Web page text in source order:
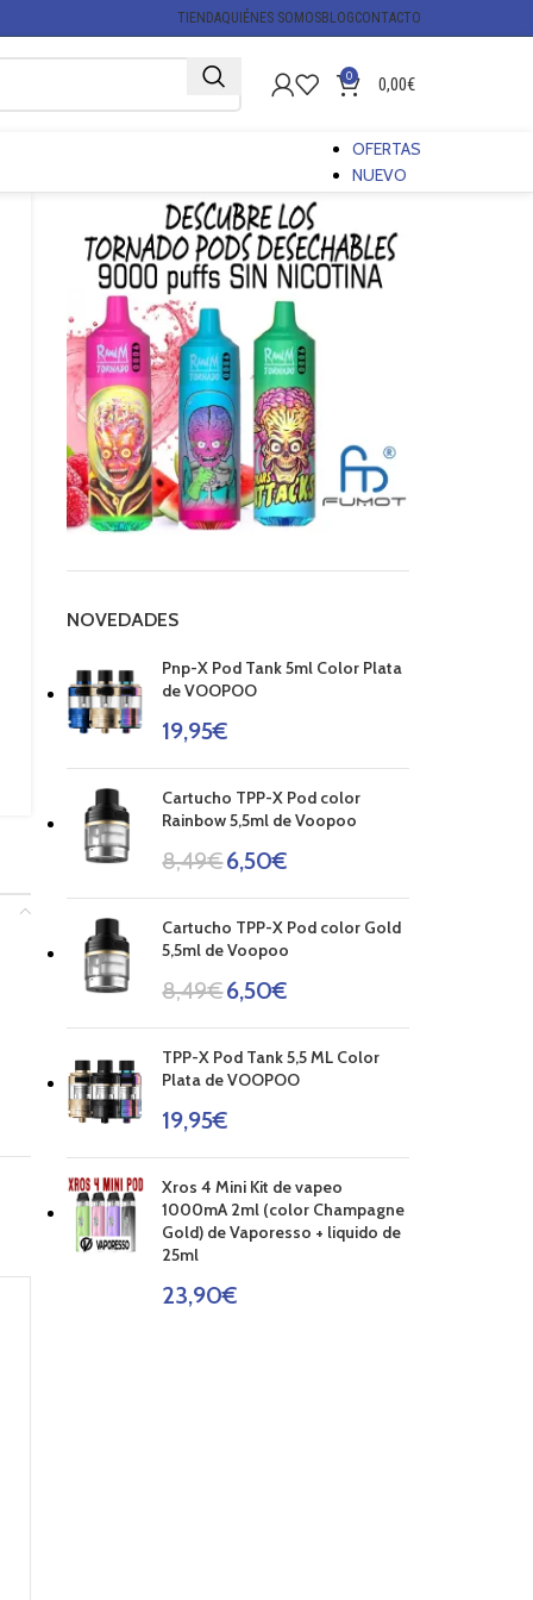
TIENDAQUIÉNES SOMOSBLOGCONTACTO
0 0,00€
OFERTAS
NUEVO
NOVEDADES
Pnp-X Pod Tank 5ml Color Plata
de VOOPOO
19,95€
Cartucho TPP-X Pod color
Rainbow 5,5ml de Voopoo
8,49€6,50€
Cartucho TPP-X Pod color Gold
5,5ml de Voopoo
8,49€6,50€
TPP-X Pod Tank 5,5 ML Color
Plata de VOOPOO
19,95€
Xros 4 Mini Kit de vapeo
1000mA 2ml (color Champagne
Gold) de Vaporesso + liquido de
25ml
23,90€